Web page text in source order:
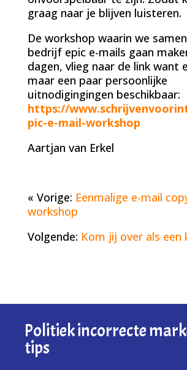
graag naar je blijven luisteren.
De workshop waarin we
bedrijf epic e-mails gaan
dagen, vlieg naar de link want
maar een paar persoonlijke
uitnodigingingen beschikbaar:
https://
pic-e-mail-workshop
Aartjan van Erkel
« Vorige: Eenmalige e-mail
workshop
Volgende: Kom jij over als een
Politiek incorrecte
tips